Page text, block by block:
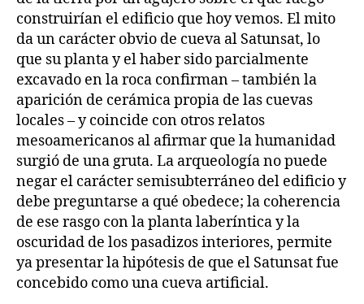
construirían el edificio que hoy vemos. El mito
da un carácter obvio de cueva al Satunsat, lo
que su planta y el haber sido parcialmente
excavado en la roca confirman – también la
aparición de cerámica propia de las cuevas
locales – y coincide con otros relatos
mesoamericanos al afirmar que la humanidad
surgió de una gruta. La arqueología no puede
negar el carácter semisubterráneo del edificio y
debe preguntarse a qué obedece; la coherencia
de ese rasgo con la planta laberíntica y la
oscuridad de los pasadizos interiores, permite
ya presentar la hipótesis de que el Satunsat fue
concebido como una cueva artificial.